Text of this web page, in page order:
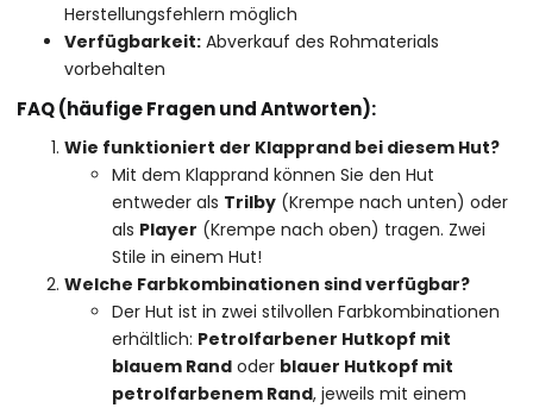
Herstellungsfehlern möglich
Verfügbarkeit: Abverkauf des Rohmaterials
vorbehalten
FAQ (häufige Fragen und Antworten):
Wie funktioniert der Klapprand bei diesem Hut?
Mit dem Klapprand können Sie den Hut
entweder als Trilby (Krempe nach unten) oder
als Player (Krempe nach oben) tragen. Zwei
Stile in einem Hut!
Welche Farbkombinationen sind verfügbar?
Der Hut ist in zwei stilvollen Farbkombinationen
erhältlich: Petrolfarbener Hutkopf mit
blauem Rand oder blauer Hutkopf mit
petrolfarbenem Rand, jeweils mit einem